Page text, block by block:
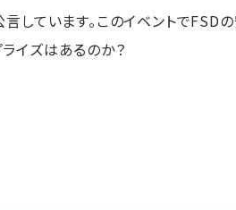
しています。このイベントでFSD
イズはあるのか？